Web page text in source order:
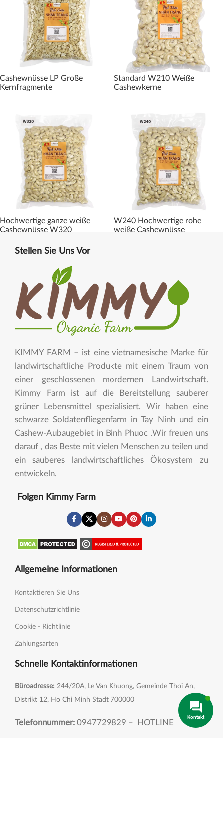
Cashewnüsse LP Große
Kernfragmente
Standard W210 Weiße
Cashewkerne
Hochwertige ganze weiße
Cashewnüsse W320
W240 Hochwertige rohe
weiße Cashewnüsse
Stellen Sie Uns Vor
KIMMY FARM – ist eine vietnamesische Marke für
landwirtschaftliche Produkte mit einem Traum von
einer geschlossenen mordernen Landwirtschaft.
Kimmy Farm ist auf die Bereitstellung sauberer
grüner Lebensmittel spezialisiert. Wir haben eine
schwarze Soldatenfliegenfarm in Tay Ninh und ein
Cashew-Aubaugebiet in Binh Phuoc .Wir freuen uns
darauf , das Beste mit vielen Menschen zu teilen und
ein sauberes landwirtschaftliches Ökosystem zu
entwickeln.
Folgen Kimmy Farm
Allgemeine Informationen
Kontaktieren Sie Uns
Datenschutzrichtlinie
Cookie - Richtlinie
Zahlungsarten
Schnelle Kontaktinformationen
Büroadresse: 244/20A, Le Van Khuong, Gemeinde Thoi An,
Distrikt 12, Ho Chi Minh Stadt 700000
Telefonnummer: 0947729829 – HOTLINE
Kontakt